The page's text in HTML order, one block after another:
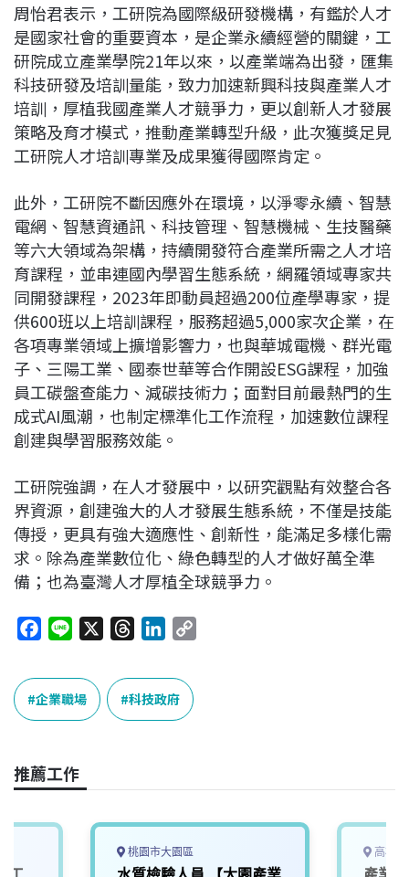
周怡君表示，工研院為國際級研發機構，有鑑於人才
是國家社會的重要資本，是企業永續經營的關鍵，工
研院成立產業學院21年以來，以產業端為出發，匯集
科技研發及培訓量能，致力加速新興科技與產業人才
培訓，厚植我國產業人才競爭力，更以創新人才發展
策略及育才模式，推動產業轉型升級，此次獲獎足見
工研院人才培訓專業及成果獲得國際肯定。
此外，工研院不斷因應外在環境，以淨零永續、智慧
電網、智慧資通訊、科技管理、智慧機械、生技醫藥
等六大領域為架構，持續開發符合產業所需之人才培
育課程，並串連國內學習生態系統，網羅領域專家共
同開發課程，2023年即動員超過200位產學專家，提
供600班以上培訓課程，服務超過5,000家次企業，在
各項專業領域上擴增影響力，也與華城電機、群光電
子、三陽工業、國泰世華等合作開設ESG課程，加強
員工碳盤查能力、減碳技術力；面對目前最熱門的生
成式AI風潮，也制定標準化工作流程，加速數位課程
創建與學習服務效能。
工研院強調，在人才發展中，以研究觀點有效整合各
界資源，創建強大的人才發展生態系統，不僅是技能
傳授，更具有強大適應性、創新性，能滿足多樣化需
求。除為產業數位化、綠色轉型的人才做好萬全準
備；也為臺灣人才厚植全球競爭力。
c
e
b
o
k
n
e
r
e
a
n
k
e
n
k
企業職場 科技政府
推薦工作
桃園市大園區 高雄